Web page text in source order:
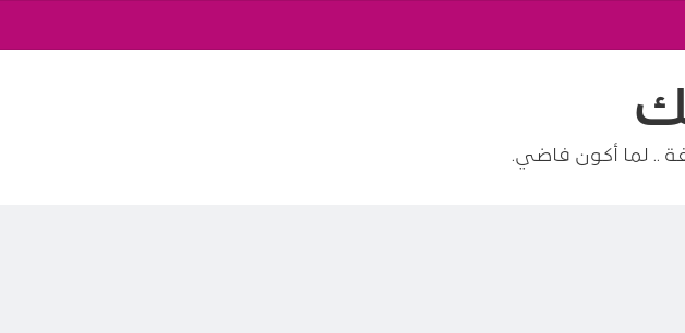
.. لما أكون فاضي.